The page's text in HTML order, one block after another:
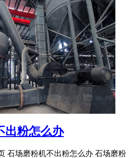
出粉怎么办
石场磨粉机不出粉怎么办 石场磨粉